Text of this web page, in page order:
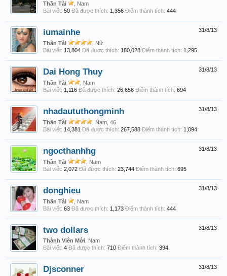
Thần Tài
, Nam
Bài viết: 50 Đã được thích: 1,356 Điểm thành tích: 444
31/8/13
iumainhe
Thần Tài
, Nữ
Bài viết: 13,804 Đã được thích: 180,028 Điểm thành tích: 1,295
31/8/13
Dai Hong Thuy
Thần Tài
, Nam
Bài viết: 1,116 Đã được thích: 26,656 Điểm thành tích: 694
31/8/13
nhadaututhongminh
Thần Tài
, Nam, 46
Bài viết: 14,381 Đã được thích: 267,588 Điểm thành tích: 1,094
31/8/13
ngocthanhhg
Thần Tài
, Nam
Bài viết: 2,072 Đã được thích: 23,744 Điểm thành tích: 695
31/8/13
donghieu
Thần Tài
, Nam
Bài viết: 63 Đã được thích: 1,173 Điểm thành tích: 444
31/8/13
two dollars
Thành Viên Mới , Nam
Bài viết: 4 Đã được thích: 710 Điểm thành tích: 394
31/8/13
Djsconner